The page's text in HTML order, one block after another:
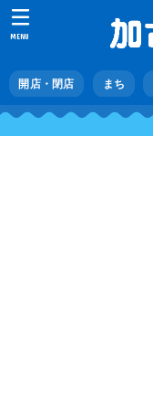
開店・閉店 まち
MENU